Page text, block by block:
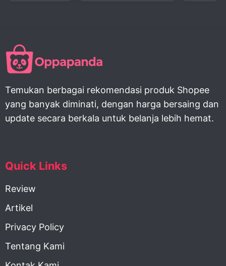
Temukan berbagai rekomendasi produk Shopee
yang banyak diminati, dengan harga bersaing dan
update secara berkala untuk belanja lebih hemat.
Quick Links
Review
Artikel
Privacy Policy
Tentang Kami